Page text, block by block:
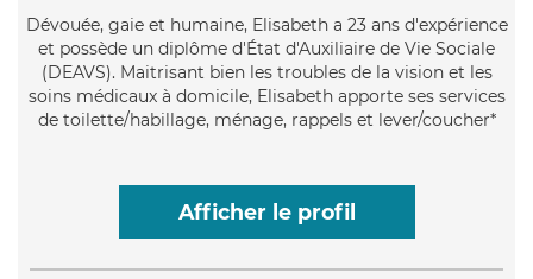
Dévouée, gaie et humaine, Elisabeth a 23 ans d'expérience
et possède un diplôme d'État d'Auxiliaire de Vie Sociale
(DEAVS). Maitrisant bien les troubles de la vision et les
soins médicaux à domicile, Elisabeth apporte ses services
de toilette/habillage, ménage, rappels et lever/coucher*
Afficher le profil